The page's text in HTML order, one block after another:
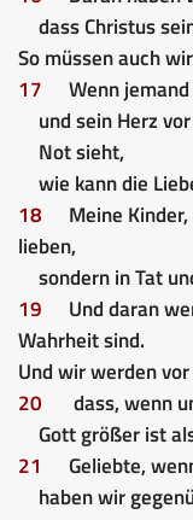
dass Christus
So müssen auch
17
Wenn
und sein Herz
Not sieht,
wie kann die
18
Meine
lieben,
sondern in Tat
19
Und daran
Wahrheit sind.
Und wir werden
20
dass, wenn
Gott größer ist
21
Geliebte,
haben wir